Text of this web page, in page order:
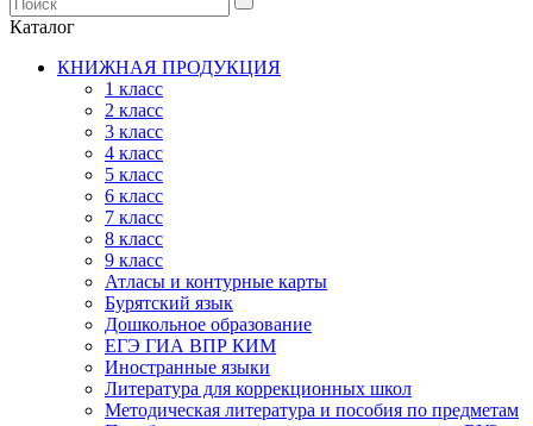
Каталог
КНИЖНАЯ ПРОДУКЦИЯ
1 класс
2 класс
3 класс
4 класс
5 класс
6 класс
7 класс
8 класс
9 класс
Атласы и контурные карты
Бурятский язык
Дошкольное образование
ЕГЭ ГИА ВПР КИМ
Иностранные языки
Литература для коррекционных школ
Методическая литература и пособия по предметам